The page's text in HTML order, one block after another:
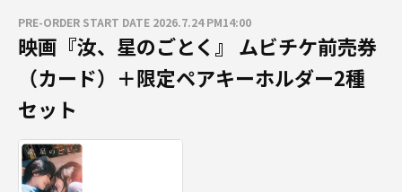
PRE-ORDER START DATE 2026.7.24 PM14:00
映画『汝、星のごとく』 ムビチケ前売券
（カード）＋限定ペアキーホルダー2種
セット